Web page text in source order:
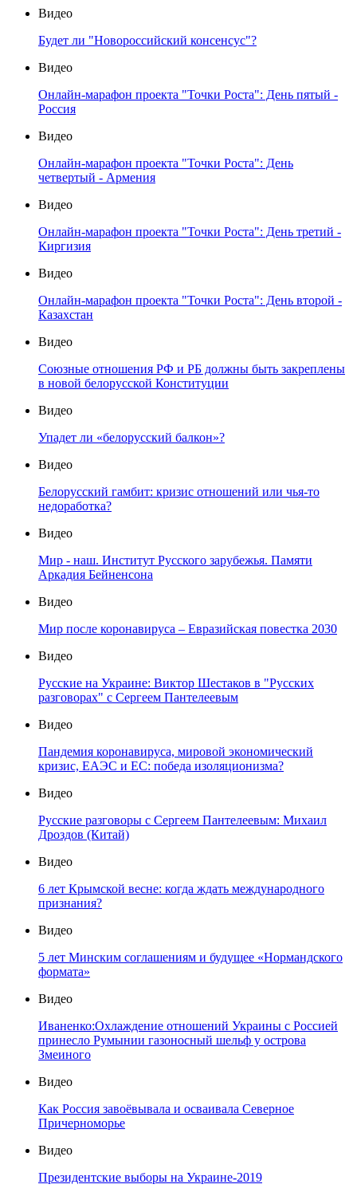
Видео
Будет ли "Новороссийский консенсус"?
Видео
Онлайн-марафон проекта "Точки Роста": День пятый -
Россия
Видео
Онлайн-марафон проекта "Точки Роста": День
четвертый - Армения
Видео
Онлайн-марафон проекта "Точки Роста": День третий -
Киргизия
Видео
Онлайн-марафон проекта "Точки Роста": День второй -
Казахстан
Видео
Союзные отношения РФ и РБ должны быть закреплены
в новой белорусской Конституции
Видео
Упадет ли «белорусский балкон»?
Видео
Белорусский гамбит: кризис отношений или чья-то
недоработка?
Видео
Мир - наш. Институт Русского зарубежья. Памяти
Аркадия Бейненсона
Видео
Мир после коронавируса – Евразийская повестка 2030
Видео
Русские на Украине: Виктор Шестаков в "Русских
разговорах" с Сергеем Пантелеевым
Видео
Пандемия коронавируса, мировой экономический
кризис, ЕАЭС и ЕС: победа изоляционизма?
Видео
Русские разговоры с Сергеем Пантелеевым: Михаил
Дроздов (Китай)
Видео
6 лет Крымской весне: когда ждать международного
признания?
Видео
5 лет Минским соглашениям и будущее «Нормандского
формата»
Видео
Иваненко:Охлаждение отношений Украины с Россией
принесло Румынии газоносный шельф у острова
Змеиного
Видео
Как Россия завоёвывала и осваивала Северное
Причерноморье
Видео
Президентские выборы на Украине-2019